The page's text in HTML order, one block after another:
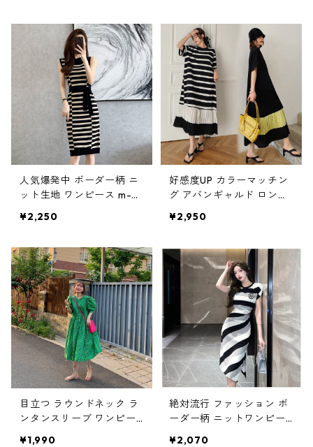
人気爆発中 ボーダー柄 ニ
ット生地 ワンピース m-68
¥2,250
好感度UP カラーマッチン
グ アバンギャルド ロング
¥2,950
目立つ ラウンドネック ラ
ンタンスリーブ ワンピー
¥1,990
絶対流行 ファッション ボ
ーダー柄 ニットワンピー
¥2,070